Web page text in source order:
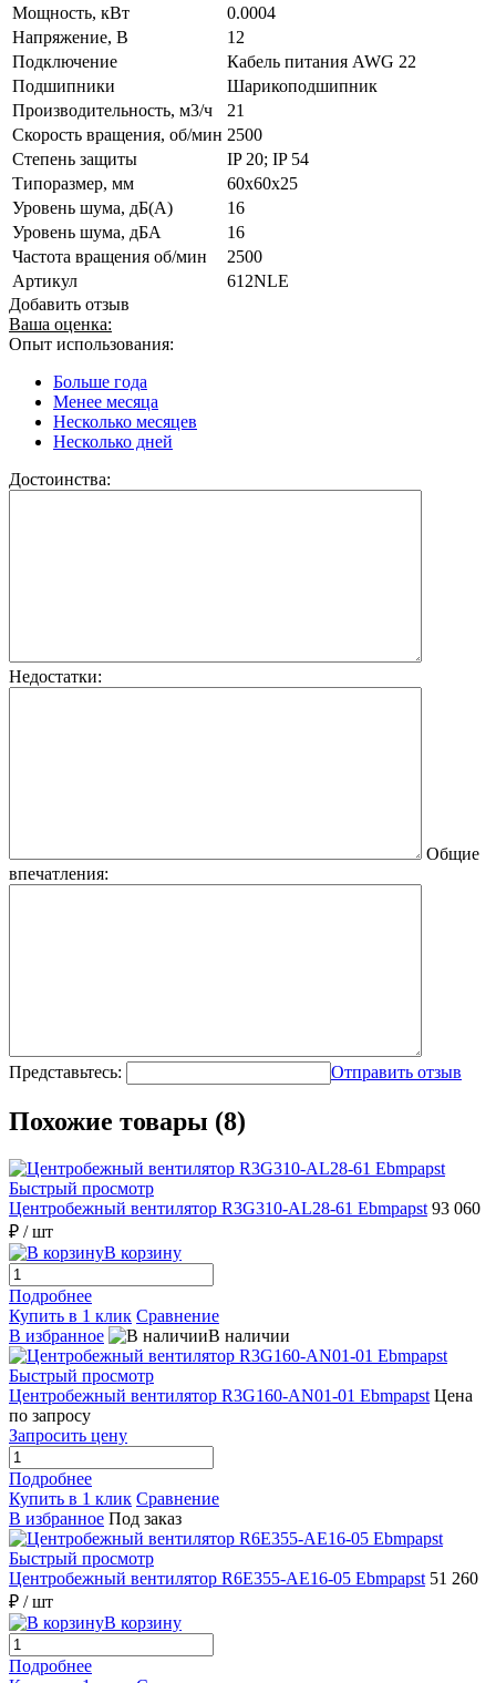
Мощность, кВт
0.0004
Напряжение, В
12
Подключение
Кабель питания AWG 22
Подшипники
Шарикоподшипник
Производительность, м3/ч
21
Скорость вращения, об/мин 2500
Степень защиты
IP 20; IP 54
Типоразмер, мм
60x60x25
Уровень шума, дБ(А)
16
Уровень шума, дБА
16
Частота вращения об/мин
2500
Артикул
612NLE
Добавить отзыв
Ваша оценка:
Опыт использования:
Больше года
Менее месяца
Несколько месяцев
Несколько дней
Достоинства:
Недостатки:
Общие
впечатления:
Представьтесь: Отправить отзыв
Похожие товары (8)
Быстрый просмотр
Центробежный вентилятор R3G310-AL28-61 Ebmpapst 93 060
₽ / шт
В корзину
Подробнее
Купить в 1 клик Сравнение
В избранное
В наличии
Быстрый просмотр
Центробежный вентилятор R3G160-AN01-01 Ebmpapst Цена
по запросу
Запросить цену
Подробнее
Купить в 1 клик Сравнение
В избранное Под заказ
Быстрый просмотр
Центробежный вентилятор R6E355-AE16-05 Ebmpapst 51 260
₽ / шт
В корзину
Подробнее